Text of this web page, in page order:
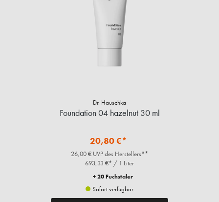
Dr. Hauschka
Foundation 04 hazelnut 30 ml
20,80 €*
26,00 € UVP des Herstellers**
693,33 €* / 1 Liter
+ 20 Fuchstaler
Sofort verfügbar